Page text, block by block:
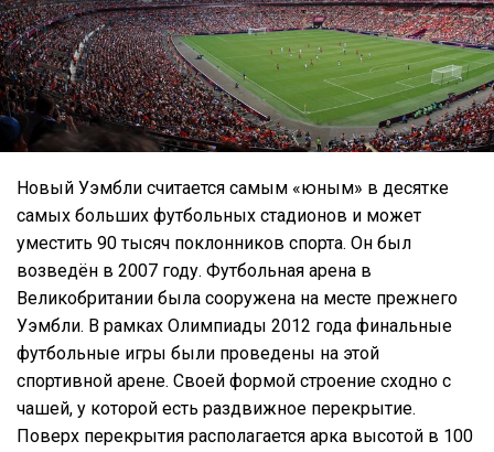
Новый Уэмбли считается самым «юным» в десятке
самых больших футбольных стадионов и может
уместить 90 тысяч поклонников спорта. Он был
возведён в 2007 году. Футбольная арена в
Великобритании была сооружена на месте прежнего
Уэмбли. В рамках Олимпиады 2012 года финальные
футбольные игры были проведены на этой
спортивной арене. Своей формой строение сходно с
чашей, у которой есть раздвижное перекрытие.
Поверх перекрытия располагается арка высотой в 100